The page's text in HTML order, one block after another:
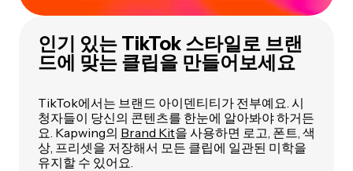
인기 있는 TikTok 스타일로 브랜
드에 맞는 클립을 만들어보세요
TikTok에서는 브랜드 아이덴티티가 전부예요. 시
청자들이 당신의 콘텐츠를 한눈에 알아봐야 하거든
요. Kapwing의 Brand Kit을 사용하면 로고, 폰트, 색
상, 프리셋을 저장해서 모든 클립에 일관된 미학을
유지할 수 있어요.